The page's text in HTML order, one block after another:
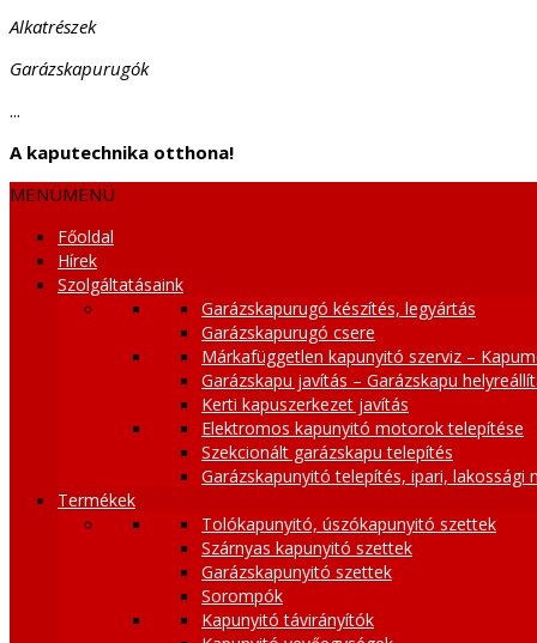
Alkatrészek
Garázskapurugók
...
A kaputechnika otthona!
MENÜMENÜ
Főoldal
Hírek
Szolgáltatásaink
Garázskapurugó készítés, legyártás
Garázskapurugó csere
Márkafüggetlen kapunyitó szerviz –
Garázskapu javítás – Garázskapu
Kerti kapuszerkezet javítás
Elektromos kapunyitó motorok telepítése
Szekcionált garázskapu telepítés
Garázskapunyitó telepítés, ipari, lakossági
Termékek
Tolókapunyitó, úszókapunyitó szettek
Szárnyas kapunyitó szettek
Garázskapunyitó szettek
Sorompók
Kapunyitó távirányítók